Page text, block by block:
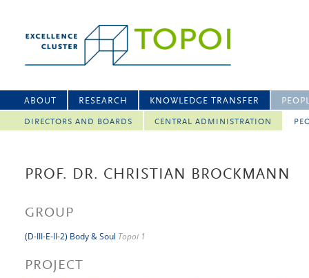
ABOUT RESEARCH KNOWLEDGE TRANSFER
DIRECTORS AND BOARDS CENTRAL ADMINISTRATION
PROF. DR. CHRISTIAN BROCKMANN
GROUP
(D-III-E-II-2) Body & Soul Topoi 1
PROJECT